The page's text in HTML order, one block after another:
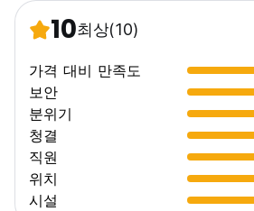
10최상(10)
가격 대비 만족도
보안
분위기
청결
직원
위치
시설